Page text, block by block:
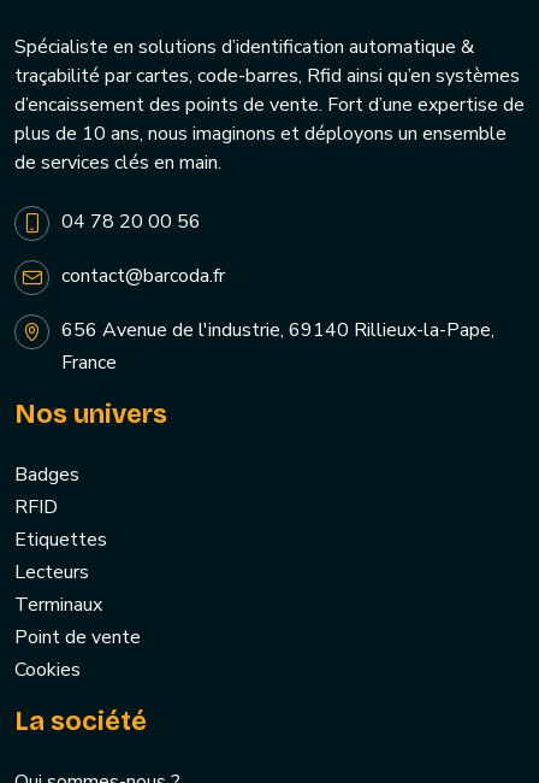
Spécialiste en solutions d’identification automatique &
traçabilité par cartes, code-barres, Rfid ainsi qu’en systèmes
d’encaissement des points de vente. Fort d’une expertise de
plus de 10 ans, nous imaginons et déployons un ensemble
de services clés en main.
04 78 20 00 56
contact@barcoda.fr
656 Avenue de l'industrie, 69140 Rillieux-la-Pape,
France
Nos univers
Badges
RFID
Etiquettes
Lecteurs
Terminaux
Point de vente
Cookies
La société